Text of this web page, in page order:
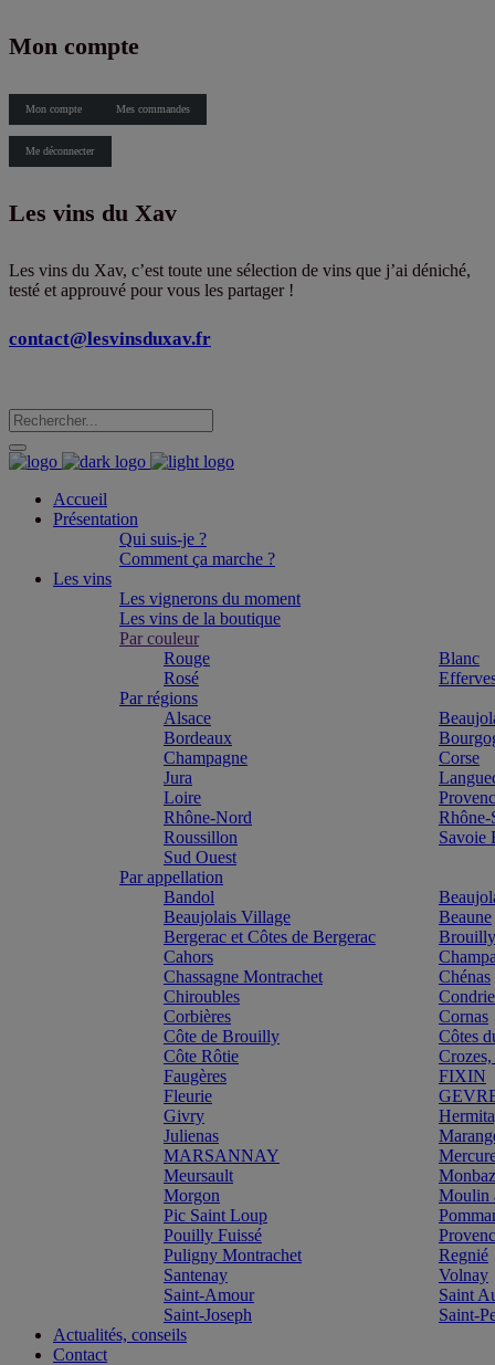
Mon compte
Mon compte Mes commandes
Me déconnecter
Les vins du Xav
Les vins du Xav, c’est toute une sélection de vins que j’ai déniché,
testé et approuvé pour vous les partager !
contact@lesvinsduxav.fr
Accueil
Présentation
Qui suis-je ?
Comment ça marche ?
Les vins
Les vignerons du moment
Les vins de la boutique
Par couleur
Rouge
Blanc
Rosé
Par régions
Alsace
Bordeaux
Champagne
Corse
Jura
Loire
Rhône-Nord
Rhône-
Roussillon
Savoie
Sud Ouest
Par appellation
Bandol
Beaujolais Village
Beaune
Bergerac et Côtes de Bergerac
Brouilly
Cahors
Chassagne Montrachet
Chénas
Chiroubles
Corbières
Cornas
Côte de Brouilly
Côtes
Côte Rôtie
Faugères
FIXIN
Fleurie
Givry
Julienas
MARSANNAY
Meursault
Morgon
Moulin
Pic Saint Loup
Pouilly Fuissé
Puligny Montrachet
Regnié
Santenay
Volnay
Saint-Amour
Saint
Saint-Joseph
Saint-
Actualités, conseils
Contact